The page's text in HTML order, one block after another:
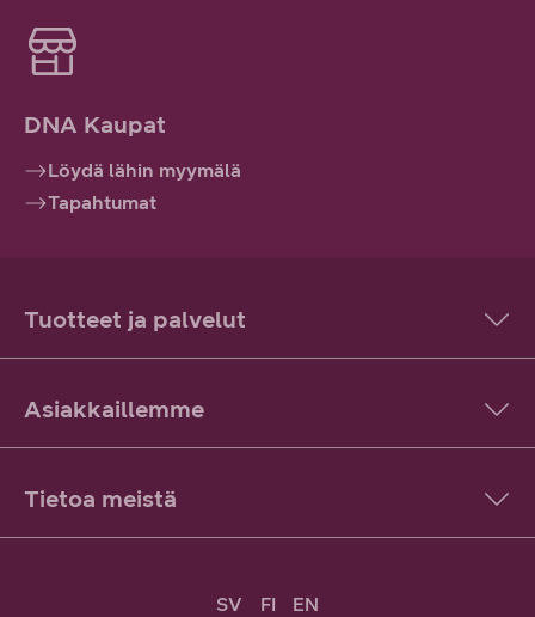
DNA Kaupat
Löydä lähin myymälä
Tapahtumat
Tuotteet ja palvelut
Asiakkaillemme
Tietoa meistä
SV FI EN